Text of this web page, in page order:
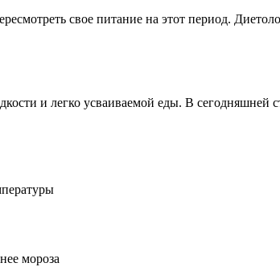
свое питание на этот период.
и легко усваиваемой еды. В сегодняшней
мороза